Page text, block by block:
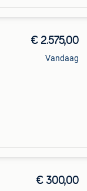
€ 2.575,00
Vandaag
€ 300,00